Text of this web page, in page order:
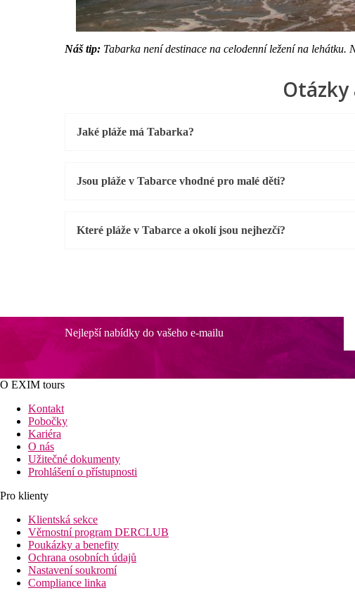
Náš tip: Tabarka není destinace na celodenní ležení na
Jaké pláže má Tabarka?
Jsou pláže v Tabarce vhodné pro malé děti?
Které pláže v Tabarce a okolí jsou nejhezčí?
Nejlepší nabídky do vašeho e-mailu
O EXIM tours
Kontakt
Pobočky
Kariéra
O nás
Užitečné dokumenty
Prohlášení o přístupnosti
Pro klienty
Klientská sekce
Věrnostní program DERCLUB
Poukázky a benefity
Ochrana osobních údajů
Nastavení soukromí
Compliance linka